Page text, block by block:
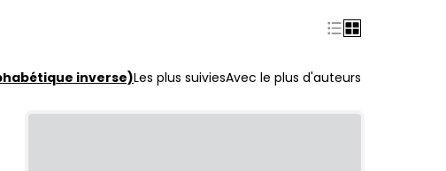
inverse)Les plus suiviesAvec le plus d'auteurs